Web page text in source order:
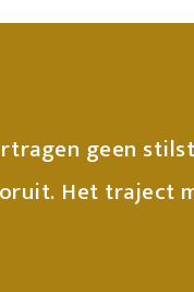
geen
Het traject